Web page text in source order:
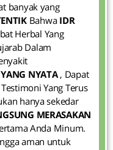
banyak yang
BahwaIDR
Herbal Yang
Dalam
NYATA, Dapat
Yang Terus
hanya sekedar
MERASAKAN
Anda Minum.
aman untuk